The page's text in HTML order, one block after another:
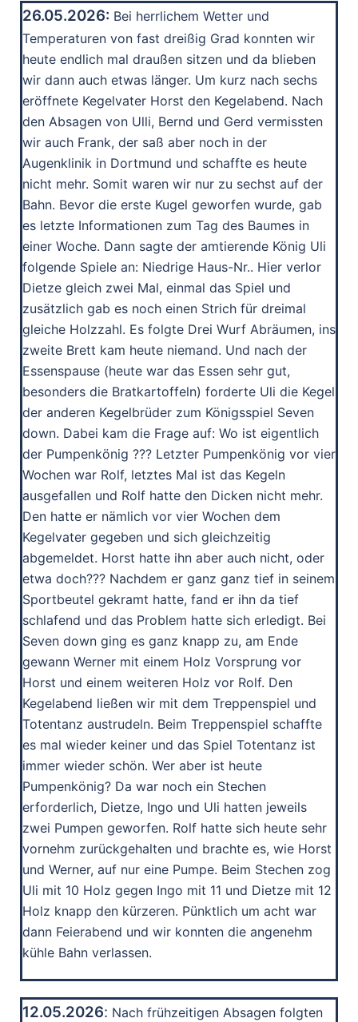
26.05.2026: Bei herrlichem Wetter und
Temperaturen von fast dreißig Grad konnten wir
heute endlich mal draußen sitzen und da blieben
wir dann auch etwas länger. Um kurz nach sechs
eröffnete Kegelvater Horst den Kegelabend. Nach
den Absagen von Ulli, Bernd und Gerd vermissten
wir auch Frank, der saß aber noch in der
Augenklinik in Dortmund und schaffte es heute
nicht mehr. Somit waren wir nur zu sechst auf der
Bahn. Bevor die erste Kugel geworfen wurde, gab
es letzte Informationen zum Tag des Baumes in
einer Woche. Dann sagte der amtierende König Uli
folgende Spiele an: Niedrige Haus-Nr.. Hier verlor
Dietze gleich zwei Mal, einmal das Spiel und
zusätzlich gab es noch einen Strich für dreimal
gleiche Holzzahl. Es folgte Drei Wurf Abräumen, ins
zweite Brett kam heute niemand. Und nach der
Essenspause (heute war das Essen sehr gut,
besonders die Bratkartoffeln) forderte Uli die Kegel
der anderen Kegelbrüder zum Königsspiel Seven
down. Dabei kam die Frage auf: Wo ist eigentlich
der Pumpenkönig ??? Letzter Pumpenkönig vor vier
Wochen war Rolf, letztes Mal ist das Kegeln
ausgefallen und Rolf hatte den Dicken nicht mehr.
Den hatte er nämlich vor vier Wochen dem
Kegelvater gegeben und sich gleichzeitig
abgemeldet. Horst hatte ihn aber auch nicht, oder
etwa doch??? Nachdem er ganz ganz tief in seinem
Sportbeutel gekramt hatte, fand er ihn da tief
schlafend und das Problem hatte sich erledigt. Bei
Seven down ging es ganz knapp zu, am Ende
gewann Werner mit einem Holz Vorsprung vor
Horst und einem weiteren Holz vor Rolf. Den
Kegelabend ließen wir mit dem Treppenspiel und
Totentanz austrudeln. Beim Treppenspiel schaffte
es mal wieder keiner und das Spiel Totentanz ist
immer wieder schön. Wer aber ist heute
Pumpenkönig? Da war noch ein Stechen
erforderlich, Dietze, Ingo und Uli hatten jeweils
zwei Pumpen geworfen. Rolf hatte sich heute sehr
vornehm zurückgehalten und brachte es, wie Horst
und Werner, auf nur eine Pumpe. Beim Stechen zog
Uli mit 10 Holz gegen Ingo mit 11 und Dietze mit 12
Holz knapp den kürzeren. Pünktlich um acht war
dann Feierabend und wir konnten die angenehm
kühle Bahn verlassen.
12.05.2026: Nach frühzeitigen Absagen folgten